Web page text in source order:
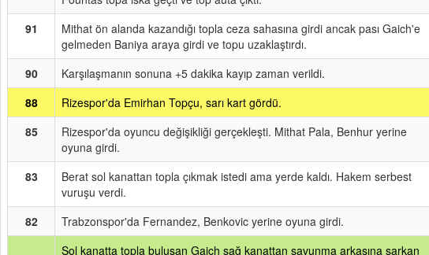
91
Mithat ön alanda kazandığı topla ceza sahasına girdi ancak pası Gaich'e
gelmeden Baniya araya girdi ve topu uzaklaştırdı.
90
Karşılaşmanın sonuna +5 dakika kayıp zaman verildi.
88
Rizespor'da Emirhan Topçu, sarı kart gördü.
85
Rizespor'da oyuncu değişikliği gerçekleşti. Mithat Pala, Benhur yerine
oyuna girdi.
83
Berat sol kanattan topla çıkmak istedi ama yerde kaldı. Hakem serbest
vuruşu verdi.
82
Trabzonspor'da Fernandez, Benkovic yerine oyuna girdi.
Sol kanatta topla buluşan Gaich sağ kanattan savunma arkasına sarkan